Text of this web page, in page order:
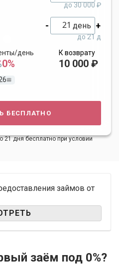
до 30 000 ₽
- день +
до 21 д
день
0%
К возврату
10 000 ₽
бесплатно
21 дня бесплатно при условии
займов от
заём под 0%?